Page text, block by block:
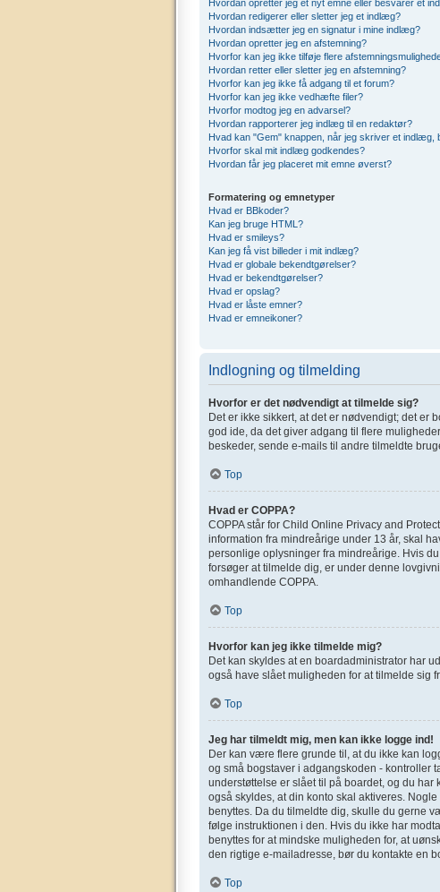
Hvordan opretter jeg et nyt emne eller besvarer et
Hvordan redigerer eller sletter jeg et indlæg?
Hvordan indsætter jeg en signatur i mine indlæg?
Hvordan opretter jeg en afstemning?
Hvorfor kan jeg ikke tilføje flere
Hvordan retter eller sletter jeg en afstemning?
Hvorfor kan jeg ikke få adgang til et forum?
Hvorfor kan jeg ikke vedhæfte filer?
Hvorfor modtog jeg en advarsel?
Hvordan rapporterer jeg indlæg til en redaktør?
Hvad kan "Gem" knappen, når jeg skriver et indlæg,
Hvorfor skal mit indlæg godkendes?
Hvordan får jeg placeret mit emne øverst?
Formatering og emnetyper
Hvad er BBkoder?
Kan jeg bruge HTML?
Hvad er smileys?
Kan jeg få vist billeder i mit indlæg?
Hvad er globale bekendtgørelser?
Hvad er bekendtgørelser?
Hvad er opslag?
Hvad er låste emner?
Hvad er emneikoner?
Indlogning og tilmelding
Hvorfor er det nødvendigt at tilmelde sig?
Det er ikke sikkert, at det er nødvendigt; det er
god ide, da det giver adgang til flere
beskeder, sende e-mails til andre tilmeldte
Top
Hvad er COPPA?
COPPA står for Child Online Privacy and
information fra mindreårige under 13 år, skal
personlige oplysninger fra mindreårige. Hvis
forsøger at tilmelde dig, er under denne
omhandlende COPPA.
Top
Hvorfor kan jeg ikke tilmelde mig?
Det kan skyldes at en boardadministrator har
også have slået muligheden for at tilmelde sig
Top
Jeg har tilmeldt mig, men kan ikke logge ind!
Der kan være flere grunde til, at du ikke kan
og små bogstaver i adgangskoden - kontroller
understøttelse er slået til på boardet, og du
også skyldes, at din konto skal aktiveres.
benyttes. Da du tilmeldte dig, skulle du gerne
følge instruktionen i den. Hvis du ikke har
benyttes for at mindske muligheden for, at
den rigtige e-mailadresse, bør du kontakte en
Top